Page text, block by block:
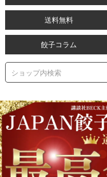
送料無料
餃子コラム